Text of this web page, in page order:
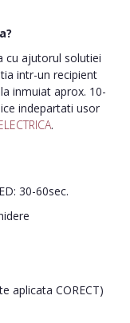
cu ajutorul solutiei
intr-un recipient
inmuiat aprox. 10-
indepartati usor
.
30-60sec.
aplicata CORECT)